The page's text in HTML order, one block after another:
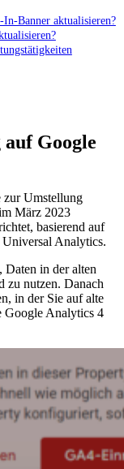
Banner aktualisieren?
Google
zur Umstellung
März 2023
basierend auf
Analytics.
in der alten
zu nutzen. Danach
in der Sie auf alte
Google Analytics 4